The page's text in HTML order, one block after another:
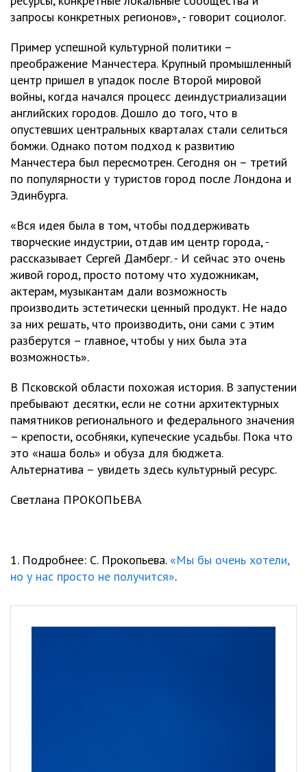
запросы конкретных регионов», - говорит социолог.
Пример успешной культурной политики –
преображение Манчестера. Крупный промышленный
центр пришел в упадок после Второй мировой
войны, когда начался процесс деиндустриализации
английских городов. Дошло до того, что в
опустевших центральных кварталах стали селиться
бомжи. Однако потом подход к развитию
Манчестера был пересмотрен. Сегодня он – третий
по популярности у туристов город после Лондона и
Эдинбурга.
«Вся идея была в том, чтобы поддерживать
творческие индустрии, отдав им центр города, -
рассказывает Сергей Дамберг. - И сейчас это очень
живой город, просто потому что художникам,
актерам, музыкантам дали возможность
производить эстетически ценный продукт. Не надо
за них решать, что производить, они сами с этим
разберутся – главное, чтобы у них была эта
возможность».
В Псковской области похожая история. В запустении
пребывают десятки, если не сотни архитектурных
памятников регионального и федерального значения
– крепости, особняки, купеческие усадьбы. Пока что
это «наша боль» и обуза для бюджета.
Альтернатива – увидеть здесь культурный ресурс.
Светлана ПРОКОПЬЕВА
1. Подробнее: С. Прокопьева.«Мы бы очень хотели,
но у нас просто не получится».